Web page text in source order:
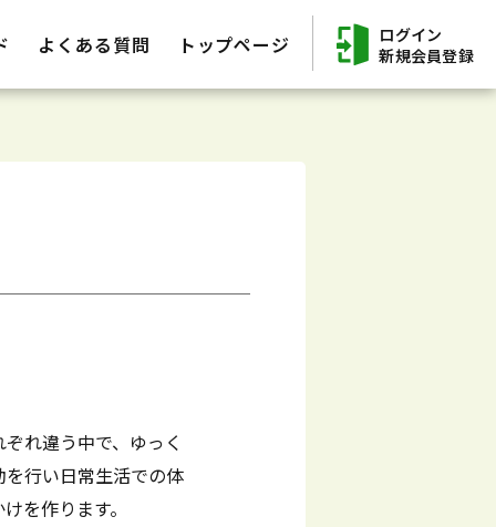
よくある質問 トップページ
ログイン
新規会員登録
れ違う中で、ゆっく
行い日常生活での体
を作ります。